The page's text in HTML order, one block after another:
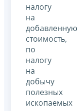
налогу
на
добавленную
стоимость,
по
налогу
на
добычу
полезных
ископаемых